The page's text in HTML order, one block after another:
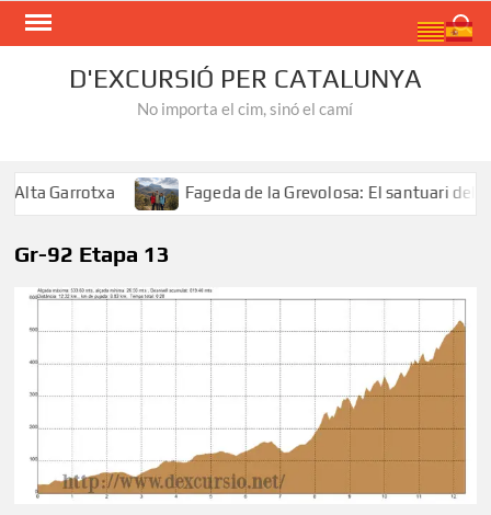
Skip
D'EXCURSIÓ PER CATALUNYA
No importa el cim, sinó el camí
Garrotxa Fageda de la Grevolosa: El santuari dels
Gr-92 Etapa 13